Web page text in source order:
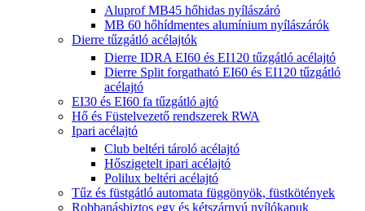
Aluprof MB45 hőhidas nyílászáró
MB 60 hőhídmentes alumínium nyílászárók
Dierre tűzgátló acélajtók
Dierre IDRA EI60 és EI120 tűzgátló acélajtó
Dierre Split forgatható EI60 és EI120 tűzgátló
acélajtó
EI30 és EI60 fa tűzgátló ajtó
Hő és Füstelvezető rendszerek RWA
Ipari acélajtó
Club beltéri tároló acélajtó
Hőszigetelt ipari acélajtó
Polilux beltéri acélajtó
Tűz és füstgátló automata függönyök, füstkötények
Robbanásbiztos egy és kétszárnyú nyílókapuk